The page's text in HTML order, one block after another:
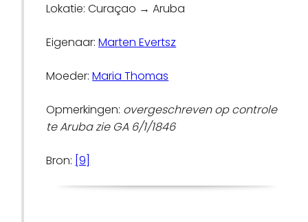
Lokatie: Curaçao → Aruba
Eigenaar:Marten Evertsz
Moeder:Maria Thomas
Opmerkingen: overgeschreven op controle
te Aruba zie GA 6/1/1846
Bron: [9]